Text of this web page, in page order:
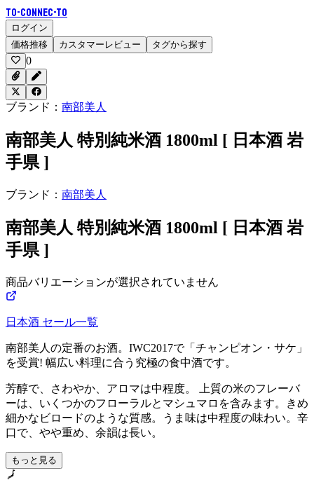
To-Connec-TO
ログイン
価格推移
カスタマーレビュー タグから探す
0
ブランド： 南部美人
南部美人 特別純米酒 1800ml [ 日本酒 岩
手県 ]
ブランド： 南部美人
南部美人 特別純米酒 1800ml [ 日本酒 岩
手県 ]
商品バリエーションが選択されていません
日本酒 セール一覧
南部美人の定番のお酒。IWC2017で「チャンピオン・サケ」
を受賞! 幅広い料理に合う究極の食中酒です。
芳醇で、さわやか、アロマは中程度。 上質の米のフレーバ
ーは、いくつかのフローラルとマシュマロを含みます。きめ
細かなビロードのような質感。うま味は中程度の味わい。辛
口で、やや重め、余韻は長い。
もっと見る